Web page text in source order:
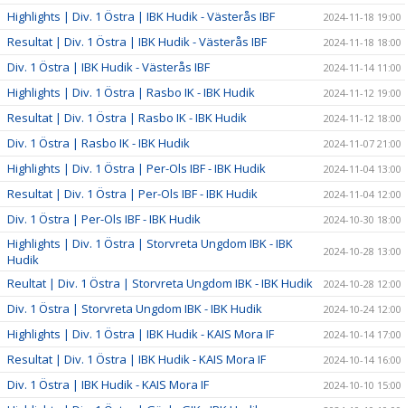
Highlights | Div. 1 Östra | IBK Hudik - Västerås IBF 2024-11-18 19:00
Resultat | Div. 1 Östra | IBK Hudik - Västerås IBF 2024-11-18 18:00
Div. 1 Östra | IBK Hudik - Västerås IBF 2024-11-14 11:00
Highlights | Div. 1 Östra | Rasbo IK - IBK Hudik 2024-11-12 19:00
Resultat | Div. 1 Östra | Rasbo IK - IBK Hudik 2024-11-12 18:00
Div. 1 Östra | Rasbo IK - IBK Hudik 2024-11-07 21:00
Highlights | Div. 1 Östra | Per-Ols IBF - IBK Hudik 2024-11-04 13:00
Resultat | Div. 1 Östra | Per-Ols IBF - IBK Hudik 2024-11-04 12:00
Div. 1 Östra | Per-Ols IBF - IBK Hudik 2024-10-30 18:00
Highlights | Div. 1 Östra | Storvreta Ungdom IBK - IBK
Hudik
2024-10-28 13:00
Reultat | Div. 1 Östra | Storvreta Ungdom IBK - IBK Hudik 2024-10-28 12:00
Div. 1 Östra | Storvreta Ungdom IBK - IBK Hudik 2024-10-24 12:00
Highlights | Div. 1 Östra | IBK Hudik - KAIS Mora IF 2024-10-14 17:00
Resultat | Div. 1 Östra | IBK Hudik - KAIS Mora IF 2024-10-14 16:00
Div. 1 Östra | IBK Hudik - KAIS Mora IF 2024-10-10 15:00